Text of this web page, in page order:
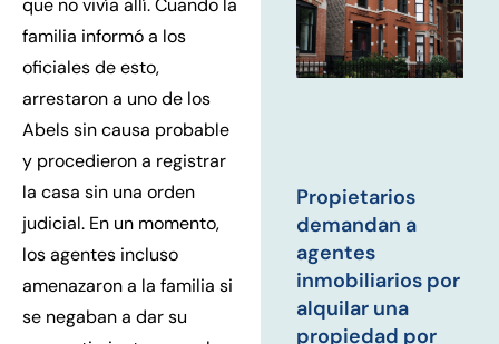
que no vivía allí. Cuando la
familia informó a los
oficiales de esto,
arrestaron a uno de los
Abels sin causa probable
y procedieron a registrar
la casa sin una orden
judicial. En un momento,
los agentes incluso
amenazaron a la familia si
se negaban a dar su
Propietarios
demandan a
agentes
inmobiliarios por
alquilar una
propiedad por